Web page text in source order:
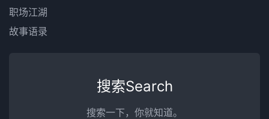
职场江湖
故事语录
搜索Search
搜索一下，你就知道。